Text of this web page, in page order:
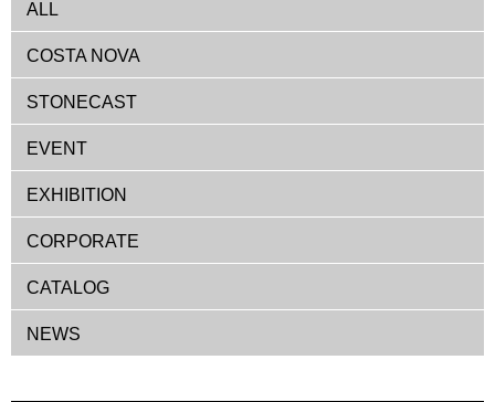
ALL
COSTA NOVA
STONECAST
EVENT
EXHIBITION
CORPORATE
CATALOG
NEWS